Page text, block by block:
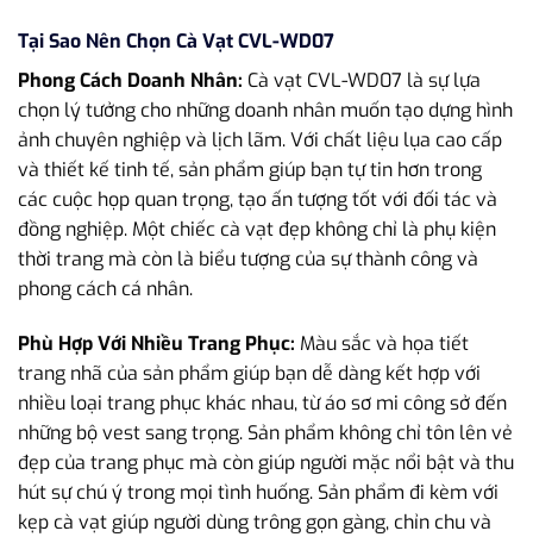
Tại Sao Nên Chọn Cà Vạt CVL-WD07
Phong Cách Doanh Nhân: Cà vạt CVL-WD07 là sự lựa
chọn lý tưởng cho những doanh nhân muốn tạo dựng hình
ảnh chuyên nghiệp và lịch lãm. Với chất liệu lụa cao cấp
và thiết kế tinh tế, sản phẩm giúp bạn tự tin hơn trong
các cuộc họp quan trọng, tạo ấn tượng tốt với đối tác và
đồng nghiệp. Một chiếc cà vạt đẹp không chỉ là phụ kiện
thời trang mà còn là biểu tượng của sự thành công và
phong cách cá nhân.
Phù Hợp Với Nhiều Trang Phục: Màu sắc và họa tiết
trang nhã của sản phẩm giúp bạn dễ dàng kết hợp với
nhiều loại trang phục khác nhau, từ áo sơ mi công sở đến
những bộ vest sang trọng. Sản phẩm không chỉ tôn lên vẻ
đẹp của trang phục mà còn giúp người mặc nổi bật và thu
hút sự chú ý trong mọi tình huống. Sản phẩm đi kèm với
kẹp cà vạt giúp người dùng trông gọn gàng, chỉn chu và